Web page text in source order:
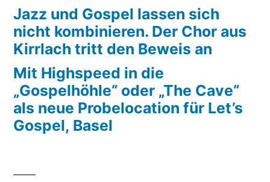
Jazz und Gospel lassen sich
nicht kombinieren. Der Chor aus
Kirrlach tritt den Beweis an
Mit Highspeed in die
„Gospelhöhle“ oder „The Cave“
als neue Probelocation für Let’s
Gospel, Basel